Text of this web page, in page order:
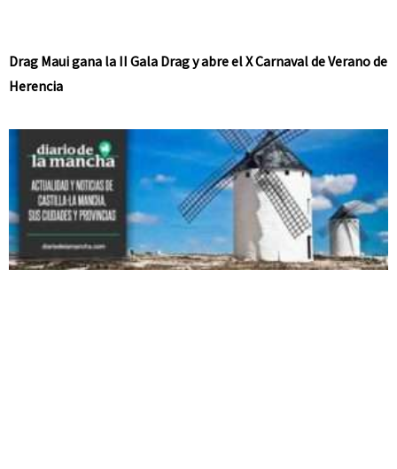
Drag Maui gana la II Gala Drag y abre el X Carnaval de Verano de
Herencia